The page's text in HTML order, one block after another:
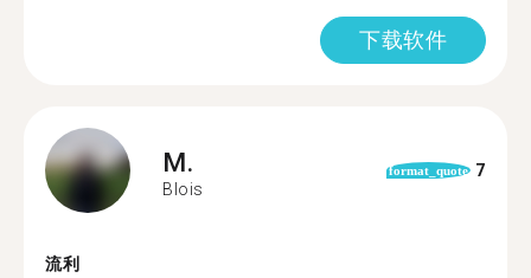
下载软件
M.
Blois
format_quote 7
流利